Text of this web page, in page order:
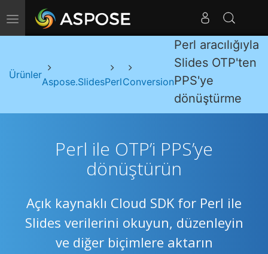
Gezinmeyi Değiştir
Ürünler
Aspose.SlidesPerlConversion
Perl aracılığıyla
Slides OTP'ten
PPS'ye
dönüştürme
Perl ile OTP’i PPS’ye
dönüştürün
Açık kaynaklı Cloud SDK for Perl ile
Slides verilerini okuyun, düzenleyin
ve diğer biçimlere aktarın